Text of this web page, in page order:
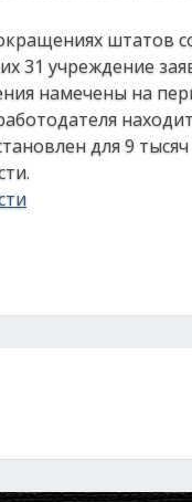
штатов
31 учреждение
намечены на
для 9